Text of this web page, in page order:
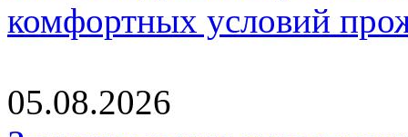
комфортных условий
05.08.2026